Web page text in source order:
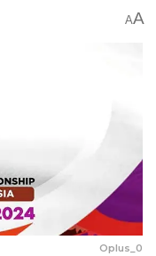
AA
Oplus_0